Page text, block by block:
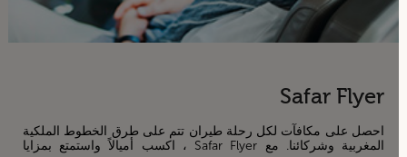
Safar Flyer
احصل على مكافآت لكل رحلة طيران تتم على طرق الخطوط الملكية
المغربية وشركائنا. مع Safar Flyer ، اكسب أميالاً واستمتع بمزايا